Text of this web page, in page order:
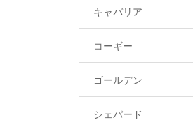
キャバリア
コーギー
ゴールデン
シェパード